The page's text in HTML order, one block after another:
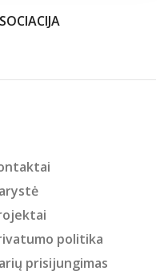
politika
prisijungimas